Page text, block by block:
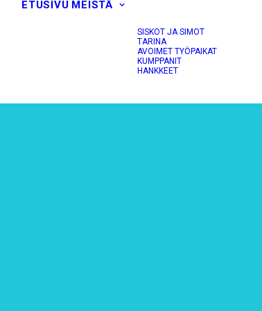
ETUSIVU MEISTÄ
SISKOT JA SIMOT
TARINA
AVOIMET TYÖPAIKAT
KUMPPANIT
HANKKEET